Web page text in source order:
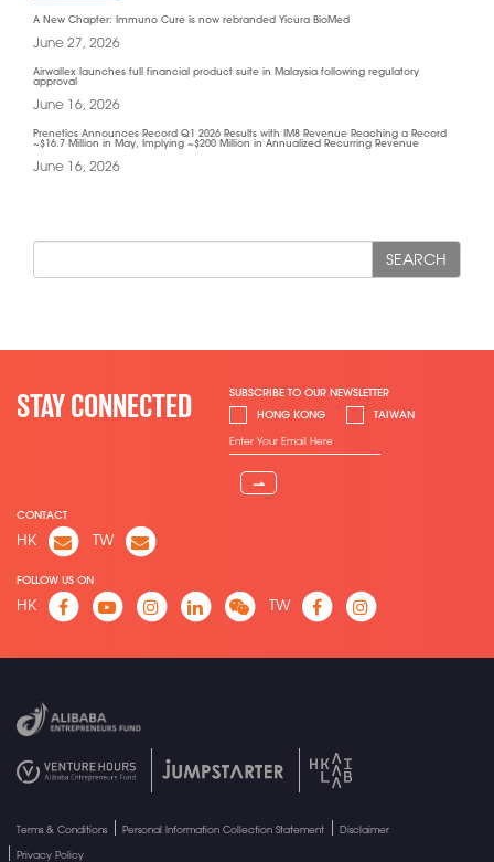
A New Chapter: Immuno Cure is now rebranded Yicura BioMed
June 27, 2026
Airwallex launches full financial product suite in Malaysia following regulatory
approval
June 16, 2026
Prenetics Announces Record Q1 2026 Results with IM8 Revenue Reaching a Record
~$16.7 Million in May, Implying ~$200 Million in Annualized Recurring Revenue
June 16, 2026
SEARCH
STAY CONNECTED
SUBSCRIBE TO OUR NEWSLETTER
HONG KONG
TAIWAN
⇀
CONTACT
HK TW
FOLLOW US ON
HK TW
Terms & Conditions Personal Information Collection Statement
Disclaimer
Privacy Policy